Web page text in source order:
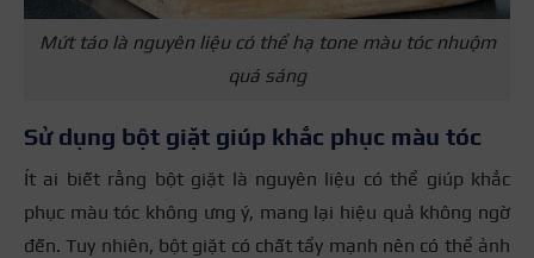
Mứt táo là nguyên liệu có thể hạ tone màu tóc nhuộm
quá sáng
Sử dụng bột giặt giúp khắc phục màu tóc
Ít ai biết rằng bột giặt là nguyên liệu có thể giúp khắc
phục màu tóc không ưng ý, mang lại hiệu quả không ngờ
đến. Tuy nhiên, bột giặt có chất tẩy mạnh nên có thể ảnh